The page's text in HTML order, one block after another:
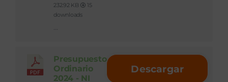
232.92 KB
15
downloads
...
Presupuesto
Ordinario
2024 - NI
Descargar